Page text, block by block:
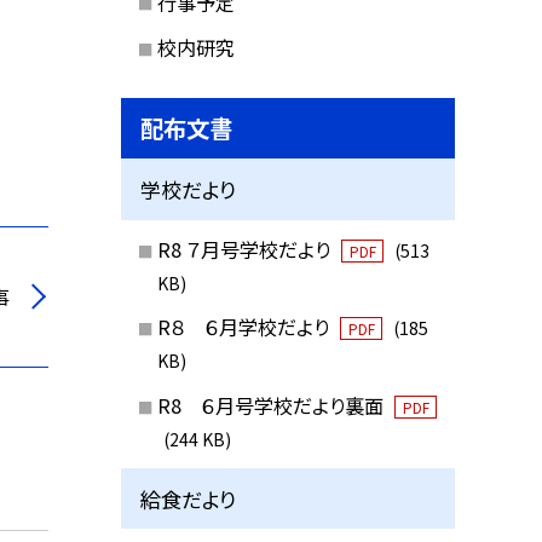
校内研究
配布文書
学校だより
R8 ７月号学校だより PDF
(513
KB)
R８ ６月学校だより PDF
(185
KB)
R8 ６月号学校だより裏面 PDF
(244 KB)
給食だより